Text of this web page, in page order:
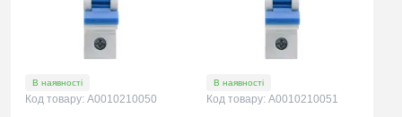
В наявності
Код товару: A0010210050
В наявності
Код товару: A0010210051